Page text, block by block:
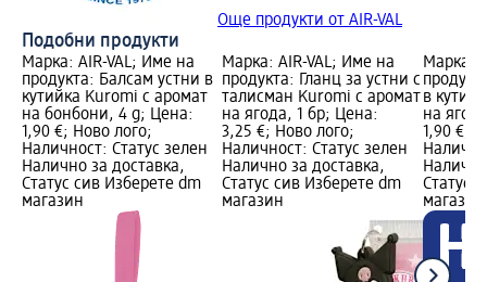
Още продукти от AIR-VAL
Подобни продукти
Марка: AIR-VAL; Име на
продукта: Балсам устни в
кутийка Kuromi с аромат
на бонбони, 4 g; Цена:
1,90 €; Ново лого;
Наличност: Статус зелен
Налично за доставка,
Статус сив Изберете dm
магазин
Марка: AIR-VAL; Име на
продукта: Гланц за устни с
талисман Kuromi с аромат
на ягода, 1 бр; Цена:
3,25 €; Ново лого;
Наличност: Статус зелен
Налично за доставка,
Статус сив Изберете dm
магазин
Марка:
в
на
1,90 €;
Статус
магазин